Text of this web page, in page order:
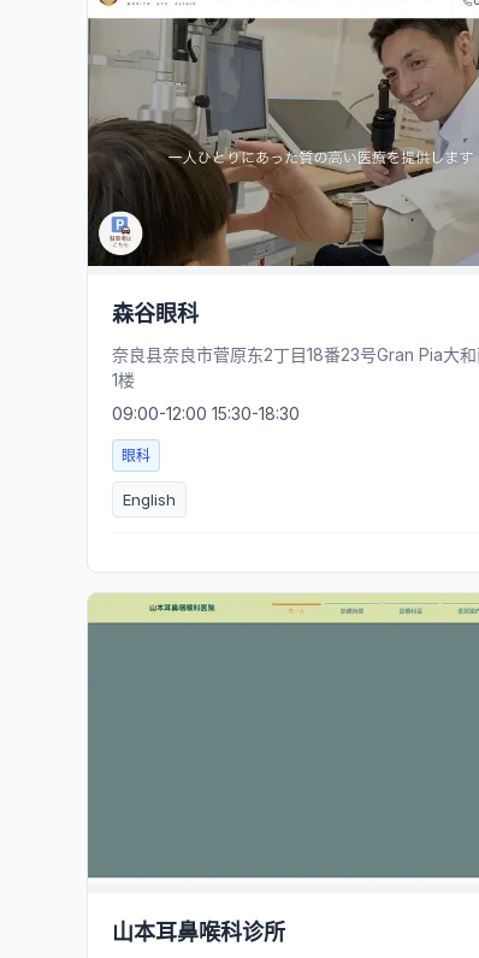
森谷眼科
奈良县奈良市菅原东2丁目18番23号Gran Pia大
1楼
09:00-12:00 15:30-18:30
眼科
English
山本耳鼻喉科诊所